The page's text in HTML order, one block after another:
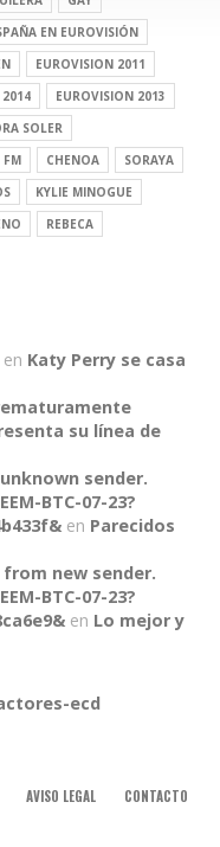
EN EUROVISIÓN
EUROVISION 2011
2014
EUROVISION 2013
SOLER
FM CHENOA
SORAYA
KYLIE MINOGUE
REBECA
en Katy Perry se casa
su línea de
sender.
BTC-07-23?
en Parecidos
from new sender.
BTC-07-23?
en Lo mejor y
ecd
AVISO LEGAL CONTACTO